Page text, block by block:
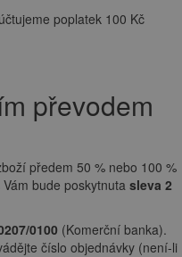
poplatek 100 Kč
převodem
předem 50 % nebo 100 %
bude poskytnuta sleva 2
0100 (Komerční banka).
číslo objednávky (není-li